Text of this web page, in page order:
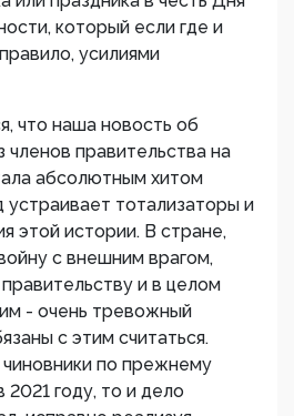
который если где и
усилиями
что наша новость об
членов правительства на
абсолютным хитом
тотализаторы и
этой истории. В стране,
с внешним врагом,
и в целом
- очень тревожный
с этим считаться.
по прежнему
году, то и дело